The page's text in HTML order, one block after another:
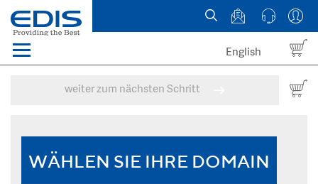
Menü
Domains
News
English
weiter zum nächsten Schritt
WÄHLEN SIE IHRE DOMAIN